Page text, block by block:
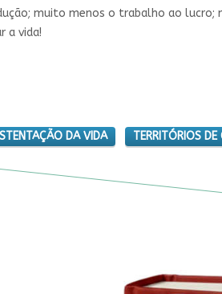
muito menos o trabalho ao lucro;
a vida!
DA VIDA TERRITÓRIOS